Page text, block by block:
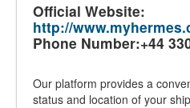
Official Website:
http://
Phone Number:+44
Our platform provides a
status and location of your